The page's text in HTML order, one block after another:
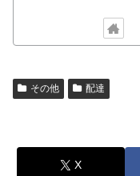
その他 配達
X